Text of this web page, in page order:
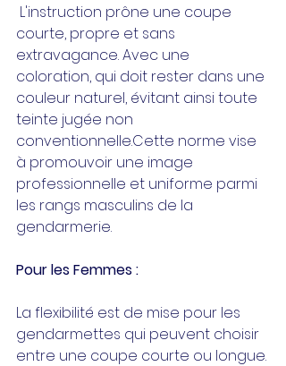
L'instruction prône une coupe
courte, propre et sans
extravagance. Avec une
coloration, qui doit rester dans une
couleur naturel, évitant ainsi toute
teinte jugée non
conventionnelle.Cette norme vise
à promouvoir une image
professionnelle et uniforme parmi
les rangs masculins de la
gendarmerie.
Pour les Femmes :
La flexibilité est de mise pour les
gendarmettes qui peuvent choisir
entre une coupe courte ou longue.